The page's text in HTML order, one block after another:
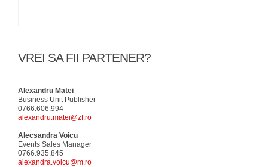
VREI SA FII PARTENER?
Alexandru Matei
Business Unit Publisher
0766.606.994
alexandru.matei@zf.ro
Alecsandra Voicu
Events Sales Manager
0766.935.845
alexandra.voicu@m.ro